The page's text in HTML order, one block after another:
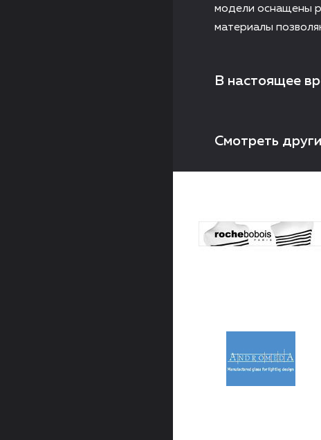
модели оснащены
материалы
В настоящее
Смотреть